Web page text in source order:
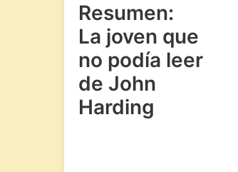
Resumen:
La joven que
no podía leer
de John
Harding